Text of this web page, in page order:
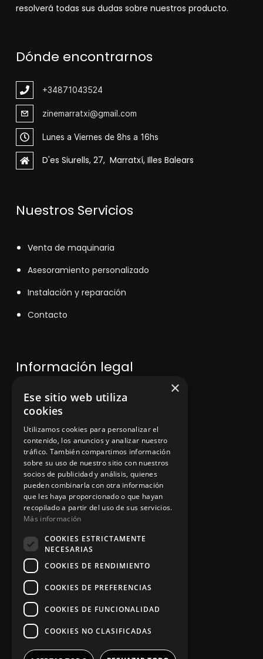
resolverá todas sus dudas sobre nuestros producto.
Dónde encontrarnos
+34871043524
zinemarratxi@gmail.com
Lunes a Viernes de 8hs a 16hs
D'es Siurells, 27, Marratxí, Illes Balears
Nuestros Servicios
Venta de maquinaria
Asesoramiento personalizado
Instalación y reparación
Contacto
Información legal
Política de privacidad
Aviso legal
App Zine Hostelería
Síguenos
×
Ese sitio web utiliza
cookies
Utilizamos cookies para personalizar el
contenido, los anuncios y analizar nuestro
tráfico. También compartimos información
sobre su uso de nuestro sitio con nuestros
socios de publicidad y análisis, quienes
pueden combinarla con otra información
que les haya proporcionado o que hayan
recopilado a partir del uso de sus servicios.
Más información
COOKIES ESTRICTAMENTE
NECESARIAS
COOKIES DE RENDIMIENTO
COOKIES DE PREFERENCIAS
COOKIES DE FUNCIONALIDAD
COOKIES NO CLASIFICADAS